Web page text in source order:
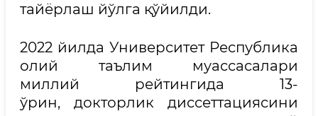
тайёрлаш йўлга қўйилди.
2022 йилда Университет Республика
олий таълим муассасалари
миллий рейтингида 13-
ўрин, докторлик диссеттациясини